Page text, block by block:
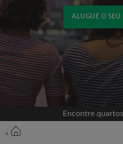
ALUGUE O SEU
Entrar com o
Jamais publicaremos na
sua
OU
Encontre
<